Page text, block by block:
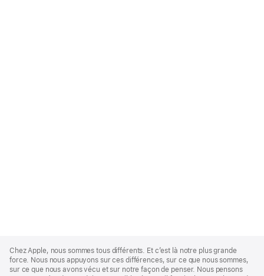
Footer
Chez Apple, nous sommes tous différents. Et c’est là notre plus grande
force. Nous nous appuyons sur ces différences, sur ce que nous sommes,
sur ce que nous avons vécu et sur notre façon de penser. Nous pensons